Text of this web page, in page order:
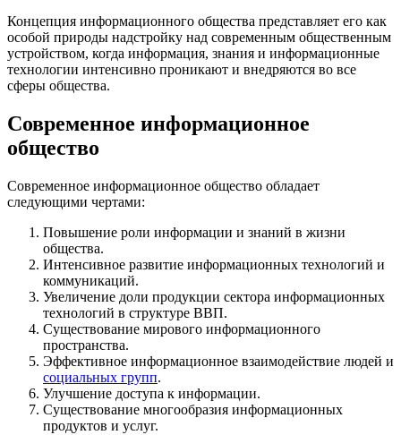
Концепция информационного общества представляет его как
особой природы надстройку над современным общественным
устройством, когда информация, знания и информационные
технологии интенсивно проникают и внедряются во все
сферы общества.
Современное информационное
общество
Современное информационное общество обладает
следующими чертами:
Повышение роли информации и знаний в жизни
общества.
Интенсивное развитие информационных технологий и
коммуникаций.
Увеличение доли продукции сектора информационных
технологий в структуре ВВП.
Существование мирового информационного
пространства.
Эффективное информационное взаимодействие людей и
социальных групп.
Улучшение доступа к информации.
Существование многообразия информационных
продуктов и услуг.